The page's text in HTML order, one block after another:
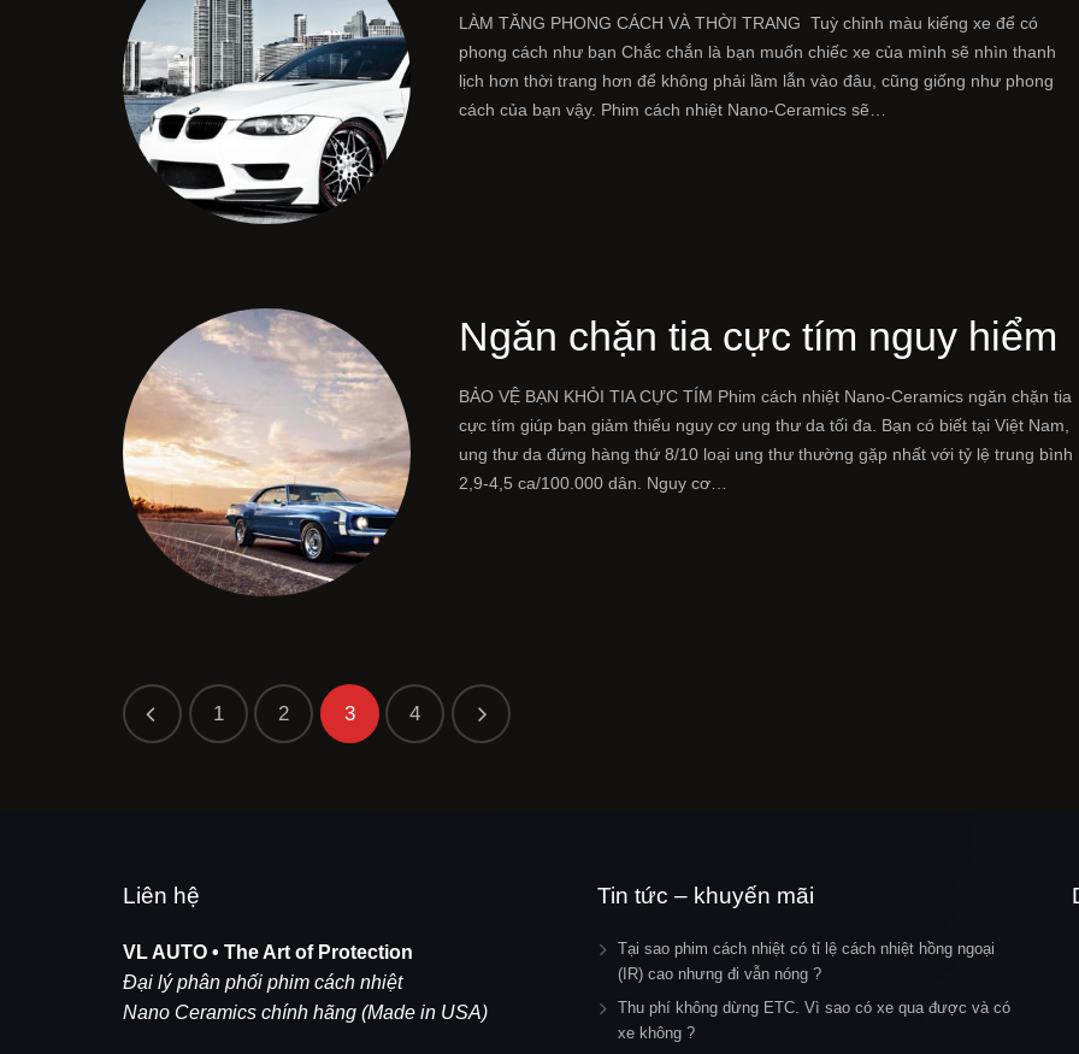
LÀM TĂNG PHONG CÁCH VÀ THỜI TRANG Tuỳ chỉnh màu kiếng xe để có
phong cách như bạn Chắc chắn là bạn muốn chiếc xe của mình sẽ nhìn thanh
lịch hơn thời trang hơn để không phải lầm lẫn vào đâu, cũng giống như phong
cách của bạn vậy. Phim cách nhiệt Nano-Ceramics sẽ…
Ngăn chặn tia cực tím nguy hiểm
BẢO VỆ BẠN KHỎI TIA CỰC TÍM Phim cách nhiệt Nano-Ceramics ngăn chặn tia
cực tím giúp bạn giảm thiểu nguy cơ ung thư da tối đa. Bạn có biết tại Việt Nam,
ung thư da đứng hàng thứ 8/10 loại ung thư thường gặp nhất với tỷ lệ trung bình
2,9-4,5 ca/100.000 dân. Nguy cơ…
1 2 3 4
Liên hệ
VL AUTO • The Art of Protection
Đại lý phân phối phim cách nhiệt
Nano Ceramics chính hãng (Made in USA)
Tin tức – khuyến mãi
Tại sao phim cách nhiệt có tỉ lệ cách nhiệt hồng ngoại
(IR) cao nhưng đi vẫn nóng ?
Thu phí không dừng ETC. Vì sao có xe qua được và có
xe không ?